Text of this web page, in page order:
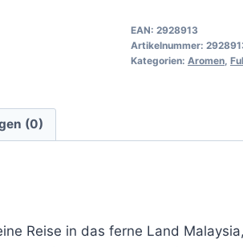
EAN: 2928913
Artikelnummer:
Kategorien: Aromen
(0)
Reise in das ferne Land